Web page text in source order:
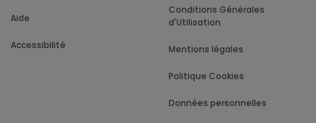
Aide
Accessibilité
Conditions Générales
d'Utilisation
Mentions légales
Politique Cookies
Données personnelles